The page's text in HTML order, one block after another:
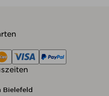
Bielefeld